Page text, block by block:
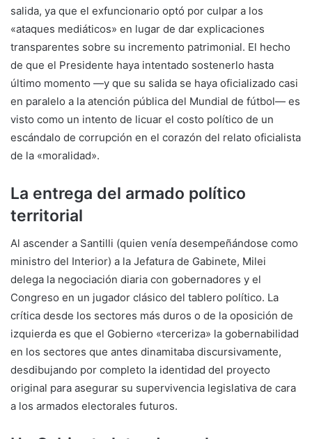
salida, ya que el exfuncionario optó por culpar a los
«ataques mediáticos» en lugar de dar explicaciones
transparentes sobre su incremento patrimonial. El hecho
de que el Presidente haya intentado sostenerlo hasta
último momento —y que su salida se haya oficializado casi
en paralelo a la atención pública del Mundial de fútbol— es
visto como un intento de licuar el costo político de un
escándalo de corrupción en el corazón del relato oficialista
de la «moralidad».
La entrega del armado político
territorial
Al ascender a Santilli (quien venía desempeñándose como
ministro del Interior) a la Jefatura de Gabinete, Milei
delega la negociación diaria con gobernadores y el
Congreso en un jugador clásico del tablero político. La
crítica desde los sectores más duros o de la oposición de
izquierda es que el Gobierno «terceriza» la gobernabilidad
en los sectores que antes dinamitaba discursivamente,
desdibujando por completo la identidad del proyecto
original para asegurar su supervivencia legislativa de cara
a los armados electorales futuros.